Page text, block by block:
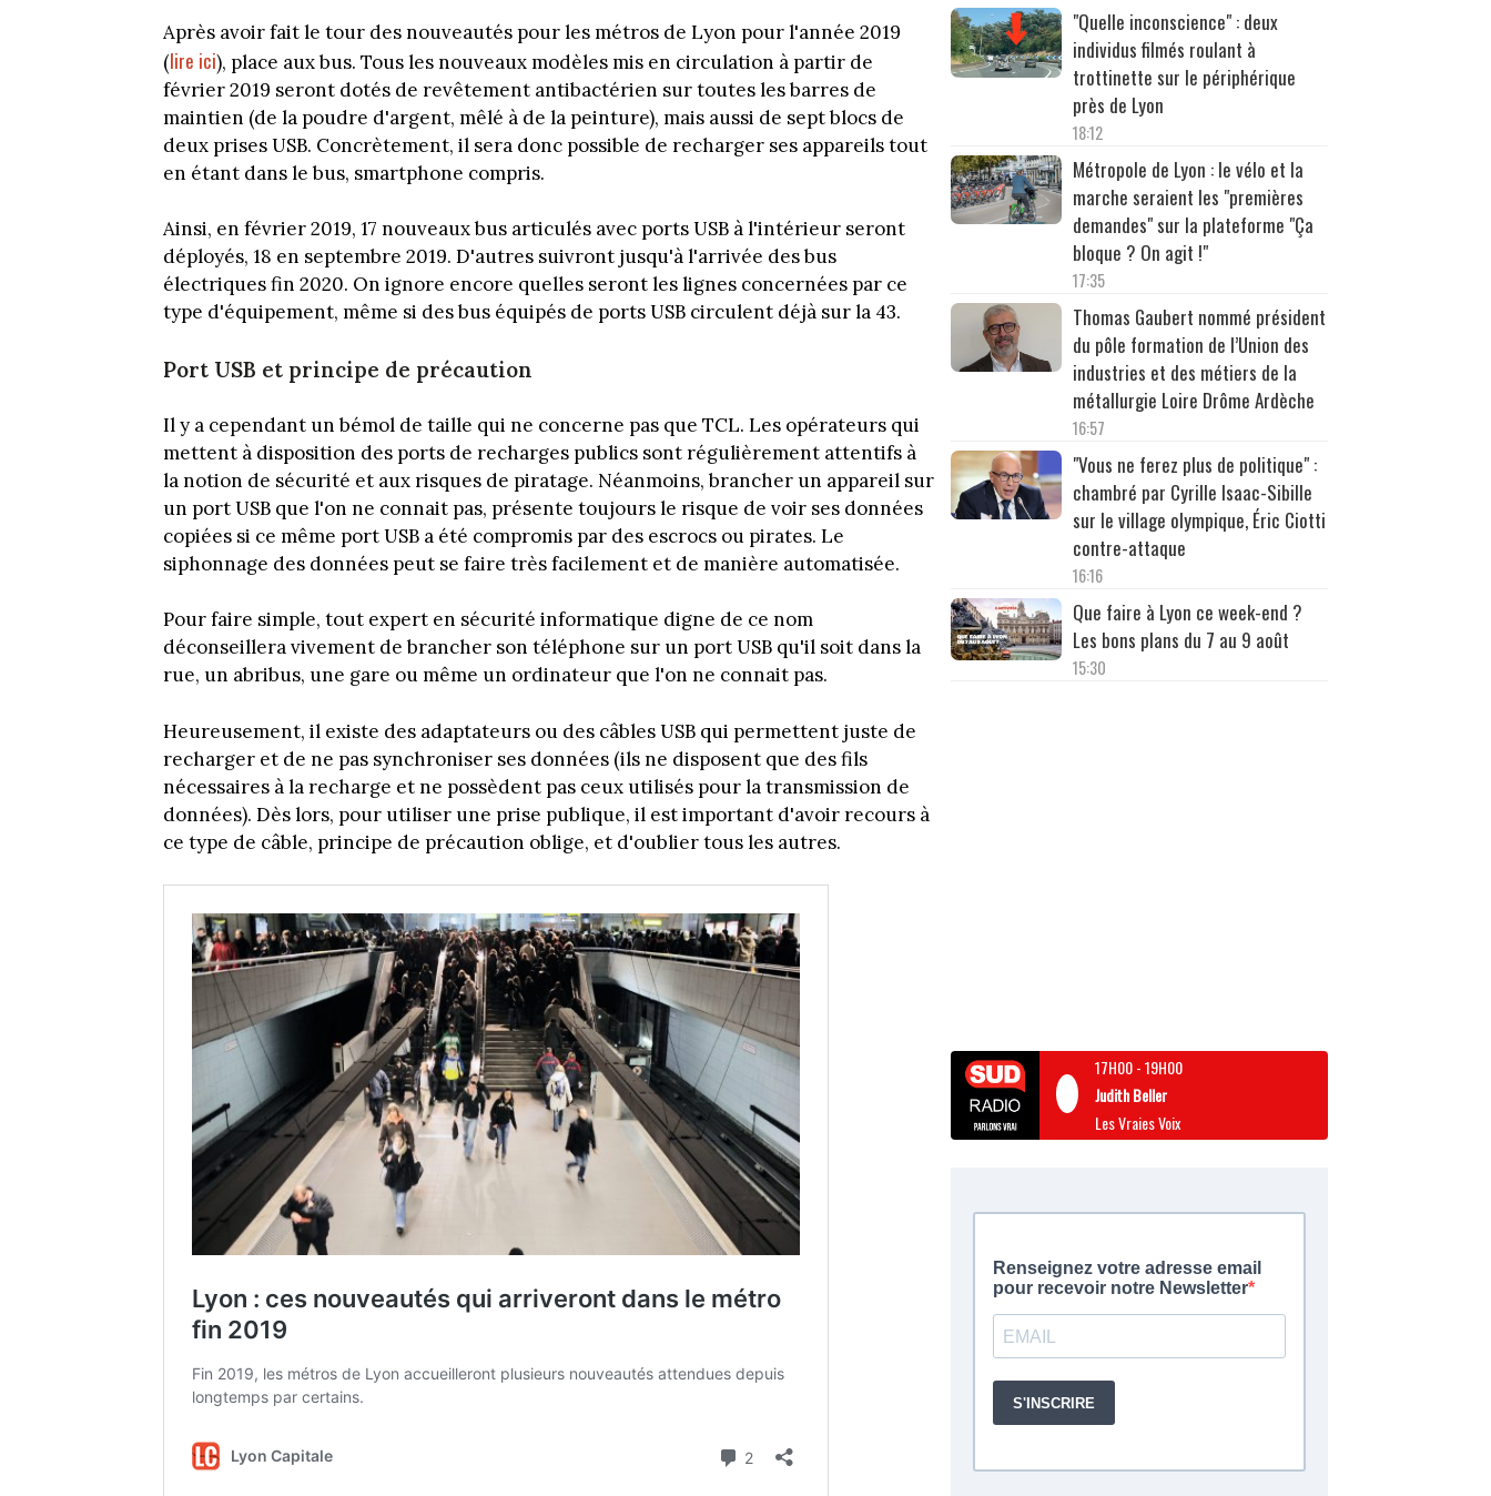
Après avoir fait le tour des nouveautés pour les métros de Lyon pour l'année 2019
(lire ici), place aux bus. Tous les nouveaux modèles mis en circulation à partir de
février 2019 seront dotés de revêtement antibactérien sur toutes les barres de
maintien (de la poudre d'argent, mêlé à de la peinture), mais aussi de sept blocs de
deux prises USB. Concrètement, il sera donc possible de recharger ses appareils tout
en étant dans le bus, smartphone compris.
Ainsi, en février 2019, 17 nouveaux bus articulés avec ports USB à l'intérieur seront
déployés, 18 en septembre 2019. D'autres suivront jusqu'à l'arrivée des bus
électriques fin 2020. On ignore encore quelles seront les lignes concernées par ce
type d'équipement, même si des bus équipés de ports USB circulent déjà sur la 43.
Port USB et principe de précaution
Il y a cependant un bémol de taille qui ne concerne pas que TCL. Les opérateurs qui
mettent à disposition des ports de recharges publics sont régulièrement attentifs à
la notion de sécurité et aux risques de piratage. Néanmoins, brancher un appareil sur
un port USB que l'on ne connait pas, présente toujours le risque de voir ses données
copiées si ce même port USB a été compromis par des escrocs ou pirates. Le
siphonnage des données peut se faire très facilement et de manière automatisée.
Pour faire simple, tout expert en sécurité informatique digne de ce nom
déconseillera vivement de brancher son téléphone sur un port USB qu'il soit dans la
rue, un abribus, une gare ou même un ordinateur que l'on ne connait pas.
Heureusement, il existe des adaptateurs ou des câbles USB qui permettent juste de
recharger et de ne pas synchroniser ses données (ils ne disposent que des fils
nécessaires à la recharge et ne possèdent pas ceux utilisés pour la transmission de
données). Dès lors, pour utiliser une prise publique, il est important d'avoir recours à
ce type de câble, principe de précaution oblige, et d'oublier tous les autres.
"Quelle inconscience" : deux
individus filmés roulant à
trottinette sur le périphérique
près de Lyon
18:12
Métropole de Lyon : le vélo et la
marche seraient les "premières
demandes" sur la plateforme "Ça
bloque ? On agit !"
17:35
Thomas Gaubert nommé président
du pôle formation de l’Union des
industries et des métiers de la
métallurgie Loire Drôme Ardèche
16:57
"Vous ne ferez plus de politique" :
chambré par Cyrille Isaac-Sibille
sur le village olympique, Éric Ciotti
contre-attaque
16:16
Que faire à Lyon ce week-end ?
Les bons plans du 7 au 9 août
15:30
17H00-19H00
Judith Beller
Les Vraies Voix